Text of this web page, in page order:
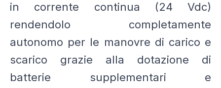
in corrente continua (24 Vdc)
rendendolo completamente
autonomo per le manovre di carico e
scarico grazie alla dotazione di
batterie supplementari e